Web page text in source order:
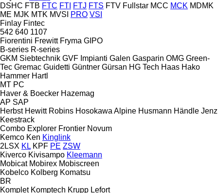
DSHC FTB FTC FTI FTJ FTS FTV Fullstar MCC MCK MDMK
ME MJK MTK MVSI PRO VSI
Finlay Fintec
542 640 1107
Fiorentini Frewitt Fryma GIPO
B-series R-series
GKM Siebtechnik GVF Impianti Galen Gasparin OMG Green-
Tec Gremac Guidetti Güntner Gürsan HG Tech Haas Hako
Hammer Hartl
MT PC
Haver & Boecker Hazemag
AP SAP
Herbst Hewitt Robins Hosokawa Alpine Husmann Händle Jenz
Keestrack
Combo Explorer Frontier Novum
Kemco Ken Kinglink
2LSX KL KPF PE ZSW
Kiverco Kivisampo Kleemann
Mobicat Mobirex Mobiscreen
Kobelco Kolberg Komatsu
BR
Komplet Komptech Krupp Lefort